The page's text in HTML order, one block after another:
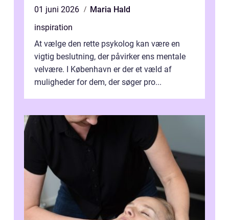
01 juni 2026
Maria Hald
inspiration
At vælge den rette psykolog kan være en
vigtig beslutning, der påvirker ens mentale
velvære. I København er der et væld af
muligheder for dem, der søger pro...